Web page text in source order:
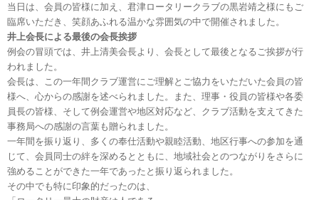
当日は、会員の皆様に加え、君津ロータリークラブの黒岩靖之様にもご
臨席いただき、笑顔あふれる温かな雰囲気の中で開催されました。
井上会長による最後の会長挨拶
例会の冒頭では、井上清美会長より、会長として最後となるご挨拶が行
われました。
会長は、この一年間クラブ運営にご理解とご協力をいただいた会員の皆
様へ、心からの感謝を述べられました。また、理事・役員の皆様や各委
員長の皆様、そして例会運営や地区対応など、クラブ活動を支えてきた
事務局への感謝の言葉も贈られました。
一年間を振り返り、多くの奉仕活動や親睦活動、地区行事への参加を通
じて、会員同士の絆を深めるとともに、地域社会とのつながりをさらに
強めることができた一年であったと振り返られました。
その中でも特に印象的だったのは、